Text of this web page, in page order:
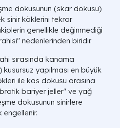
dokusunun (skar dokusu)
sinir köklerini tekrar
genellikle değinmediği
nedenlerinden biridir.
sırasında kanama
yapılması en büyük
ile kas dokusu arasına
bariyer jeller" ve yağ
dokusunun sinirlere
engellenir.